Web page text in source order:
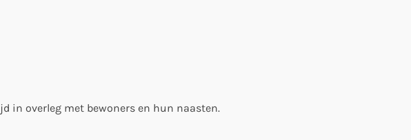
in overleg met bewoners en hun naasten.